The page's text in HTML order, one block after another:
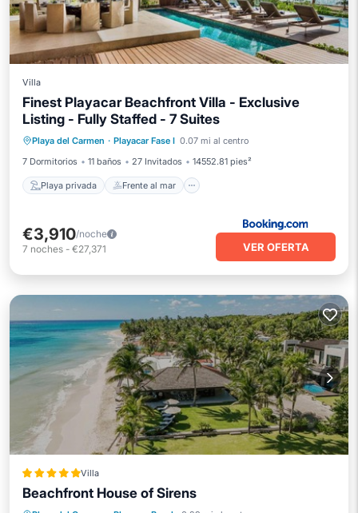
Villa
Finest Playacar Beachfront Villa - Exclusive
Listing - Fully Staffed - 7 Suites
Playa del Carmen · Playacar Fase I 0.07 mi al centro
7 Dormitorios
11 baños 27 Invitados 14552.81 pies²
Playa privada Frente al mar
Playa privada
Frente al mar
Bañera de hidromasaje
Desayuno
€3,910/noche
7 noches - €27,371 VER OFERTA
Villa
Beachfront House of Sirens
Playa privada
Frente al mar